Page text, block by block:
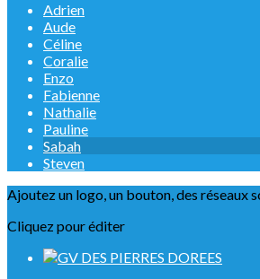
Adrien
Aude
Céline
Coralie
Enzo
Fabienne
Nathalie
Pauline
Sabah
Steven
Ajoutez un logo, un bouton, des réseaux
Cliquez pour éditer